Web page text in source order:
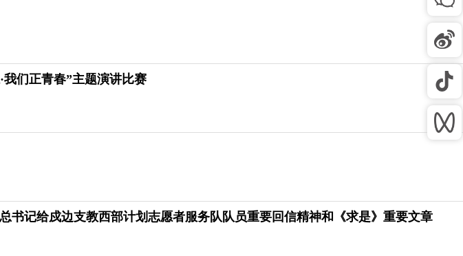
们正青春”主题演讲比赛
书记给戍边支教西部计划志愿者服务队队员重要回信精神和《求是》重要文章